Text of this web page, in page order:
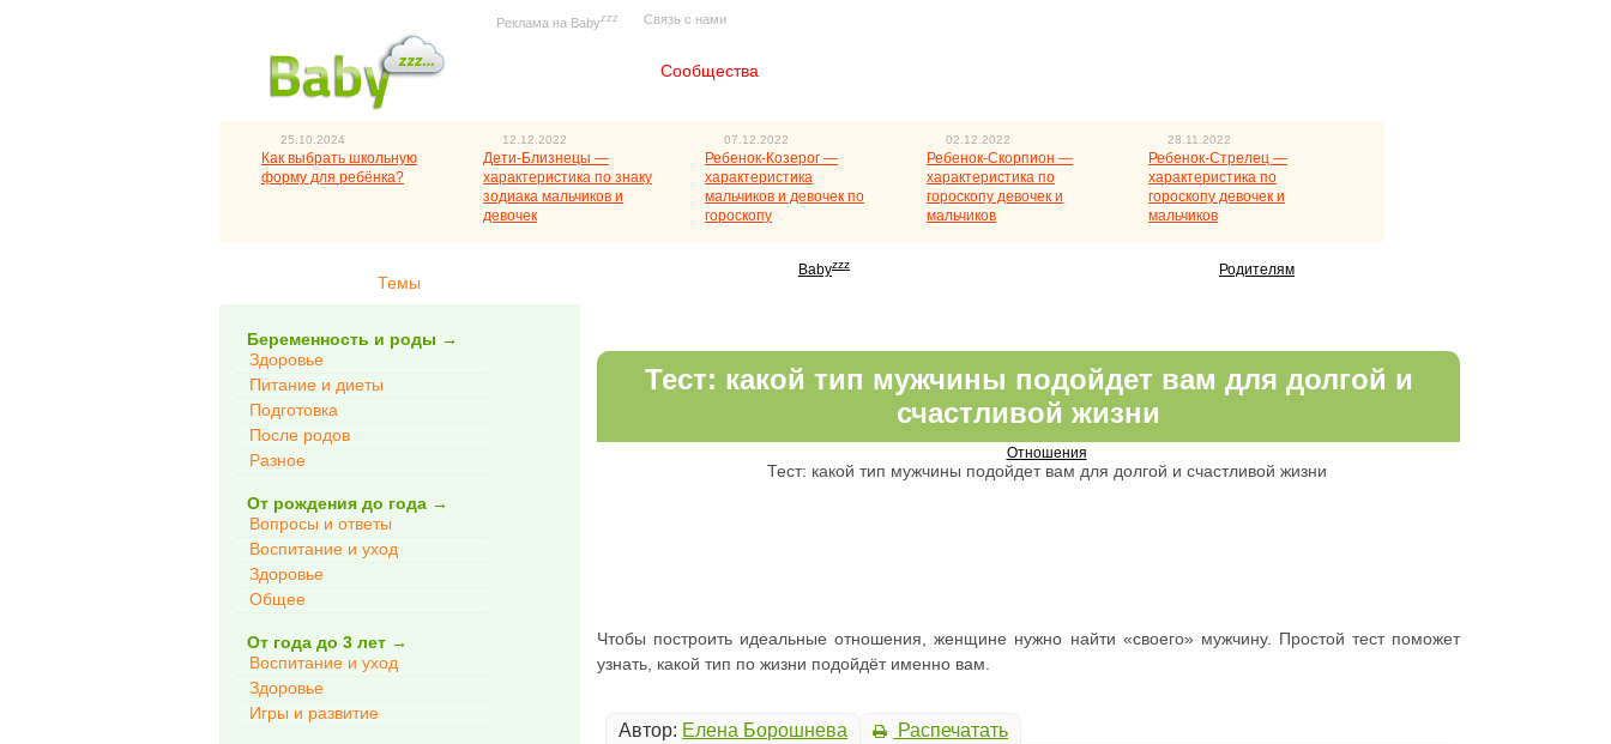
Реклама на Babyzzz Связь с нами
Сообщества
25.10.2024
Как выбрать школьную
форму для ребёнка?
12.12.2022
Дети-Близнецы —
характеристика по знаку
зодиака мальчиков и
девочек
07.12.2022
Ребенок-Козерог —
характеристика
мальчиков и девочек по
гороскопу
02.12.2022
Ребенок-Скорпион —
характеристика по
гороскопу девочек и
мальчиков
28.11.2022
Ребенок-Стрелец —
характеристика по
гороскопу девочек и
мальчиков
Темы
Беременность и роды →
Здоровье
Питание и диеты
Подготовка
После родов
Разное
От рождения до года →
Вопросы и ответы
Воспитание и уход
Здоровье
Общее
От года до 3 лет →
Воспитание и уход
Здоровье
Игры и развитие
Babyzzz Родителям
Отношения
Тест: какой тип мужчины подойдет вам для долгой и счастливой жизни
Тест: какой тип мужчины подойдет вам для долгой и
счастливой жизни
Чтобы построить идеальные отношения, женщине нужно найти «своего» мужчину. Простой тест поможет
узнать, какой тип по жизни подойдёт именно вам.
Автор: Елена Борошнева Распечатать